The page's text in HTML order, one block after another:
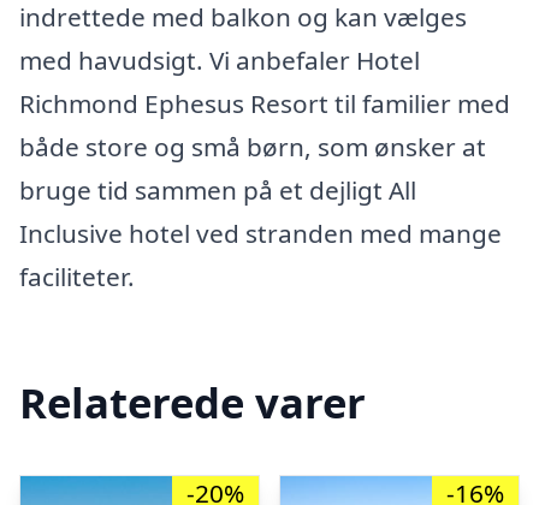
indrettede med balkon og kan vælges
med havudsigt. Vi anbefaler Hotel
Richmond Ephesus Resort til familier med
både store og små børn, som ønsker at
bruge tid sammen på et dejligt All
Inclusive hotel ved stranden med mange
faciliteter.
Relaterede varer
-20% -16%